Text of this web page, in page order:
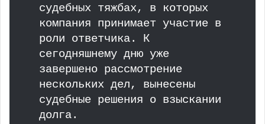
судебных тяжбах, в которых
компания принимает участие в
роли ответчика. К
сегодняшнему дню уже
завершено рассмотрение
нескольких дел, вынесены
судебные решения о взыскании
долга.